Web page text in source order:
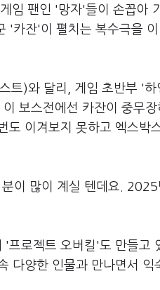
임 팬인 '망자'들이 손꼽아
'카잔'이 펼치는 복수극을
트)와 달리, 게임 초반부 '
보스전에선 카잔이 중무
이겨보지 못하고 엑스박
이 많이 계실 텐데요. 2025
로젝트 오버킬'도 만들고
다양한 인물과 만나면서 익